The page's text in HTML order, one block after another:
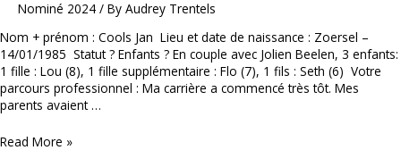
Nominé 2024 / By Audrey Trentels
Nom + prénom : Cools Jan Lieu et date de naissance : Zoersel –
14/01/1985 Statut ? Enfants ? En couple avec Jolien Beelen, 3 enfants:
1 fille : Lou (8), 1 fille supplémentaire : Flo (7), 1 fils : Seth (6) Votre
parcours professionnel : Ma carrière a commencé très tôt. Mes
parents avaient …
Jan
Read More »